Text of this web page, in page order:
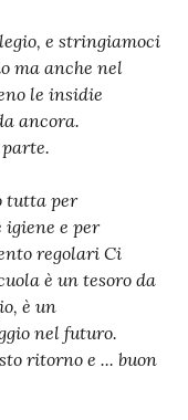
e stringiamoci
ma anche nel
le insidie
ancora.
tutta per
e per
regolari Ci
è un tesoro da
è un
nel futuro.
ritorno e ... buon